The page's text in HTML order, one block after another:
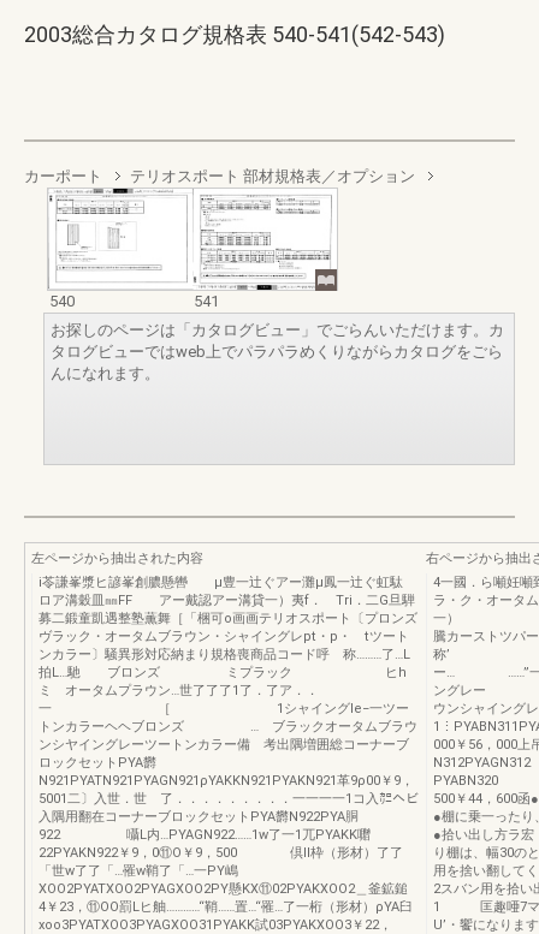
2003総合カタログ規格表 540-541(542-543)
カーポート テリオスポート 部材規格表／オプション
540
541
お探しのページは「カタログビュー」でごらんいただけます。カ
タログビューではweb上でパラパラめくりながらカタログをごら
んになれます。
左ページから抽出された内容
i苓謙峯漿ヒ諺峯創膿懸轡 μ豊一辻ぐアー灘μ鳳一辻ぐ虹駄
ロア溝穀皿㎜FF アー戴認アー溝貸一）夷f． Tri．二G旦騨
募二鍛童凱遇整塾薫舞［「梱可o画画テリオスポート〔プロンズ
ヴラック・オータムブラウン・シャイングレpt・p・ tツート
ンカラー〕騒異形対応納まり規格喪商品コード呼 称………了…L
拍L…馳 ブロンズ ミプラック ヒh
ミ オータムプラウン…世了了了1了．了ア．．
一 ［ 1シャイングle−一ツー
トンカラーヘヘブロンズ … ブラックオータムブラウ
ンシヤイングレーツートンカラー備 考出隅増囲総コーナーブ
ロックセットPYA欝
N921PYATN921PYAGN921ρYAKKN921PYAKN921革9ρ00￥9，
5001二〕入世．世 了．．．．．．．．．一一一一1コ入㌍ヘビ
入隅用翻在コーナーブロックセットPYA欝N922PYA胴
922 囁L内…PYAGN922……1w了一1兀PYAKK囎
22PYAKN922￥9，0⑪O￥9，500 倶II枠（形材）了了
「世w了了「…罹w鞘了「…一PY嶋
XOO2PYATXOO2PYAGXOO2PY懸KX⑪02PYAKXOO2＿釜鉱鎚
4￥23，⑪OO罰Lヒ舳…………“鞘……置…“罹…了一桁（形材）ρYA臼
xoo3PYATXOO3PYAGXOO31PYAKK試03PYAKXOO3￥22，
右ページから抽出
4一國．ら噸妊噸
ラ・ク・オータ
騰カーストツ
称’ 『フロ
ー… ……”一一
ングレー ｝
ウンシャイング
000￥56，000
PYABN320
500￥44，600
●棚に乗一った
●拾い出し
り棚は、幅30の
用を捨い翻し
2スバン用を
1 匡趣唖7マ
U’・饗になり